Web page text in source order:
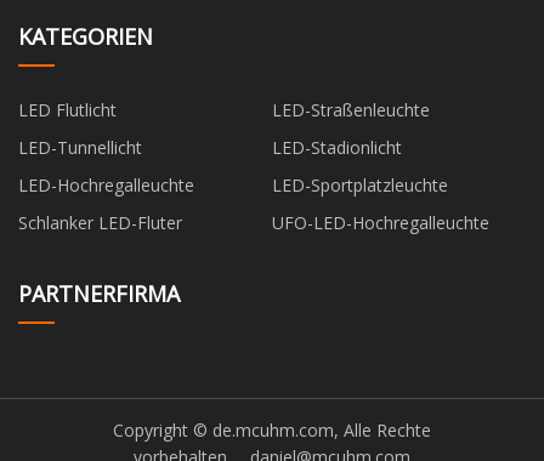
KATEGORIEN
LED Flutlicht
LED-Straßenleuchte
LED-Tunnellicht
LED-Stadionlicht
LED-Hochregalleuchte
LED-Sportplatzleuchte
Schlanker LED-Fluter
UFO-LED-Hochregalleuchte
PARTNERFIRMA
Copyright © de.mcuhm.com, Alle Rechte